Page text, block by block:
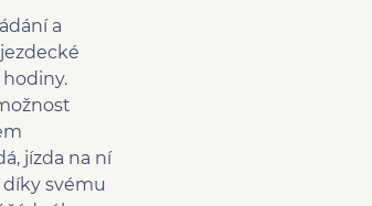
a
jízda na ní
díky svému